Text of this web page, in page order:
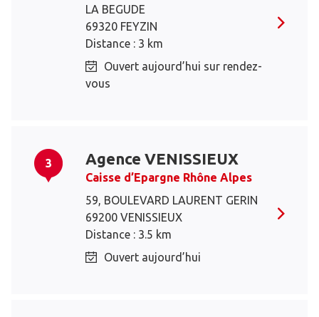
LA BEGUDE
69320 FEYZIN
Distance : 3 km
Ouvert aujourd’hui sur rendez-
vous
3 Agence VENISSIEUX
Caisse d’Epargne Rhône Alpes
59, BOULEVARD LAURENT GERIN
69200 VENISSIEUX
Distance : 3.5 km
Ouvert aujourd’hui